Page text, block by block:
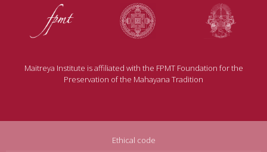
Maitreya Institute is affiliated with the FPMT Foundation for the
Preservation of the Mahayana Tradition
Ethical code